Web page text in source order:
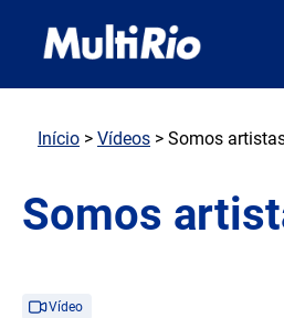
Início > Vídeos > Somos
Somos
Vídeo